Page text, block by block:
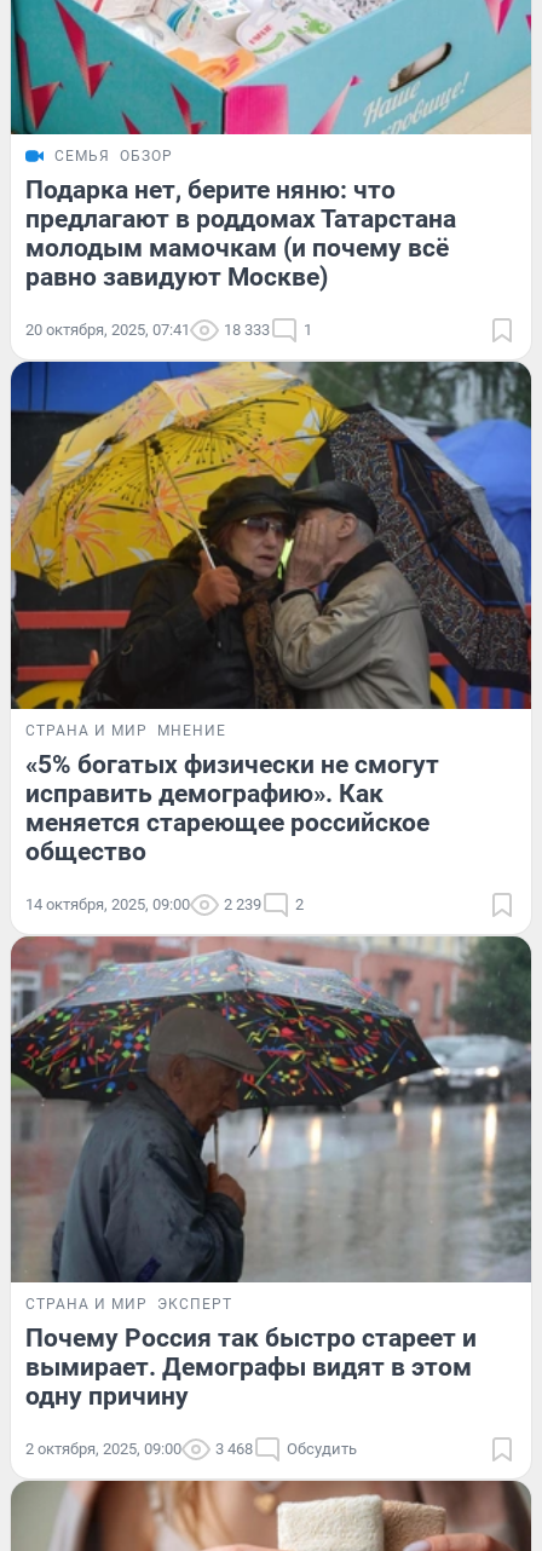
СЕМЬЯ ОБЗОР
Подарка нет, берите няню: что
предлагают в роддомах Татарстана
молодым мамочкам (и почему всё
равно завидуют Москве)
20 октября, 2025, 07:41 18 333 1
СТРАНА И МИР МНЕНИЕ
«5% богатых физически не смогут
исправить демографию». Как
меняется стареющее российское
общество
14 октября, 2025, 09:00 2 239 2
СТРАНА И МИР ЭКСПЕРТ
Почему Россия так быстро стареет и
вымирает. Демографы видят в этом
одну причину
2 октября, 2025, 09:00 3 468 Обсудить